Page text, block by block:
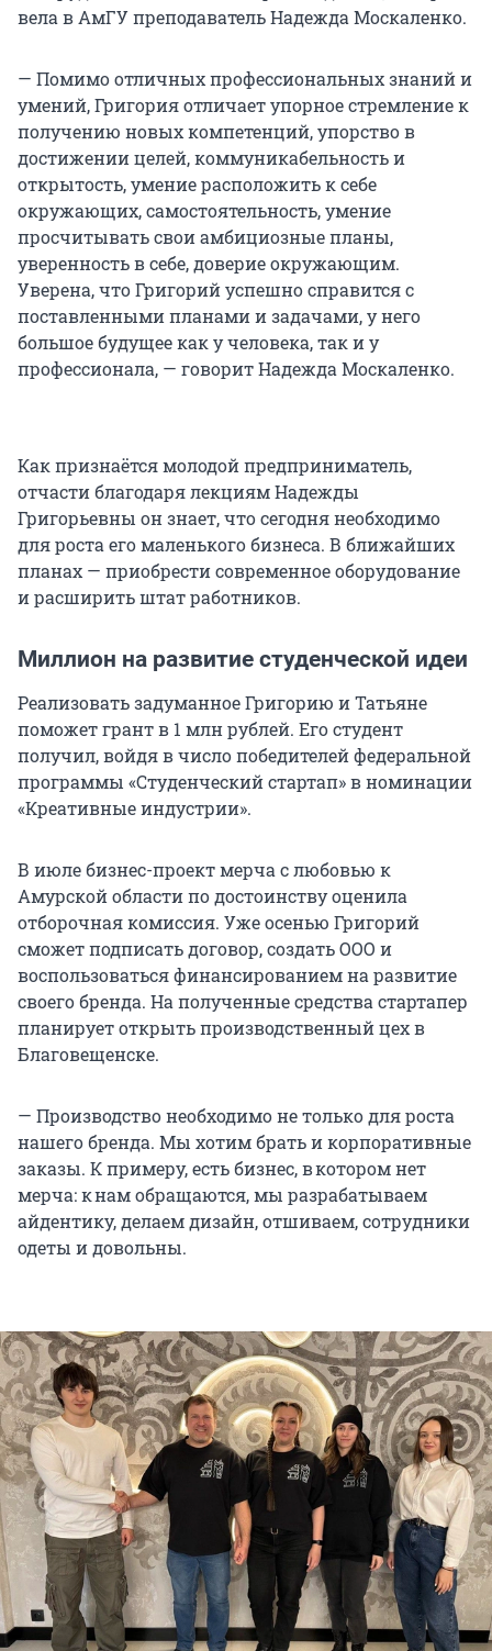
вела в АмГУ преподаватель Надежда Москаленко.
— Помимо отличных профессиональных знаний и
умений, Григория отличает упорное стремление к
получению новых компетенций, упорство в
достижении целей, коммуникабельность и
открытость, умение расположить к себе
окружающих, самостоятельность, умение
просчитывать свои амбициозные планы,
уверенность в себе, доверие окружающим.
Уверена, что Григорий успешно справится с
поставленными планами и задачами, у него
большое будущее как у человека, так и у
профессионала, — говорит Надежда Москаленко.
Как признаётся молодой предприниматель,
отчасти благодаря лекциям Надежды
Григорьевны он знает, что сегодня необходимо
для роста его маленького бизнеса. В ближайших
планах — приобрести современное оборудование
и расширить штат работников.
Миллион на развитие студенческой идеи
Реализовать задуманное Григорию и Татьяне
поможет грант в 1 млн рублей. Его студент
получил, войдя в число победителей федеральной
программы «Студенческий стартап» в номинации
«Креативные индустрии».
В июле бизнес-проект мерча с любовью к
Амурской области по достоинству оценила
отборочная комиссия. Уже осенью Григорий
сможет подписать договор, создать ООО и
воспользоваться финансированием на развитие
своего бренда. На полученные средства стартапер
планирует открыть производственный цех в
Благовещенске.
— Производство необходимо не только для роста
нашего бренда. Мы хотим брать и корпоративные
заказы. К примеру, есть бизнес, в котором нет
мерча: к нам обращаются, мы разрабатываем
айдентику, делаем дизайн, отшиваем, сотрудники
одеты и довольны.